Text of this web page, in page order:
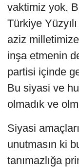
vaktimiz yok.
Türkiye
aziz
inşa etmenin
partisi içinde
Bu siyasi ve
olmadık ve
Siyasi
unutmasın ki
tanımazlığa